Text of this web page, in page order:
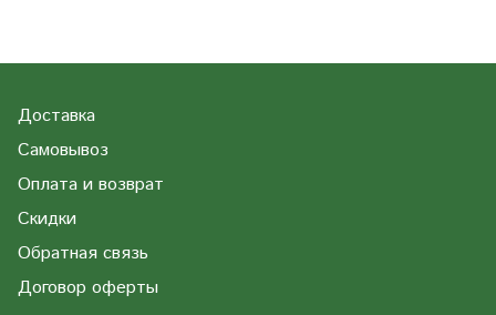
Доставка
Самовывоз
Оплата и возврат
Скидки
Обратная связь
Договор оферты